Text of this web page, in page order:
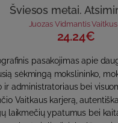
Šviesos metai.
Juozas Vidmantis Vaitkus
24.24€
pasakojimas apie
sėkmingą mokslininko,
ir administratoriaus bei
Vaitkaus karjerą,
laikmečių ypatumus bei